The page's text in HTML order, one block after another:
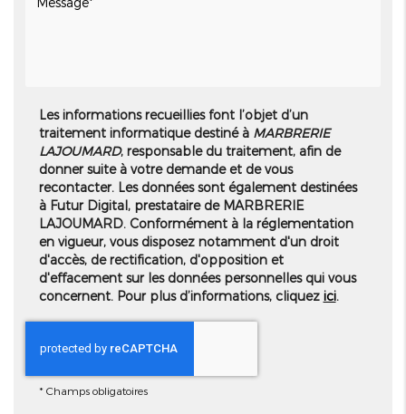
Les informations recueillies font l’objet d’un
traitement informatique destiné àMARBRERIE
LAJOUMARD, responsable du traitement, afin de
donner suite à votre demande et de vous
recontacter. Les données sont également destinées
à Futur Digital, prestataire de MARBRERIE
LAJOUMARD. Conformément à la réglementation
en vigueur, vous disposez notamment d'un droit
d'accès, de rectification, d'opposition et
d'effacement sur les données personnelles qui vous
concernent. Pour plus d’informations, cliquez ici.
* Champs obligatoires